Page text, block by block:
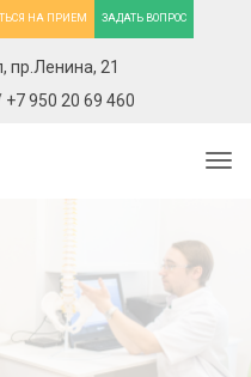
НА ПРИЕМ ЗАДАТЬ ВОПРОС
пр.Ленина, 21
950 20 69 460